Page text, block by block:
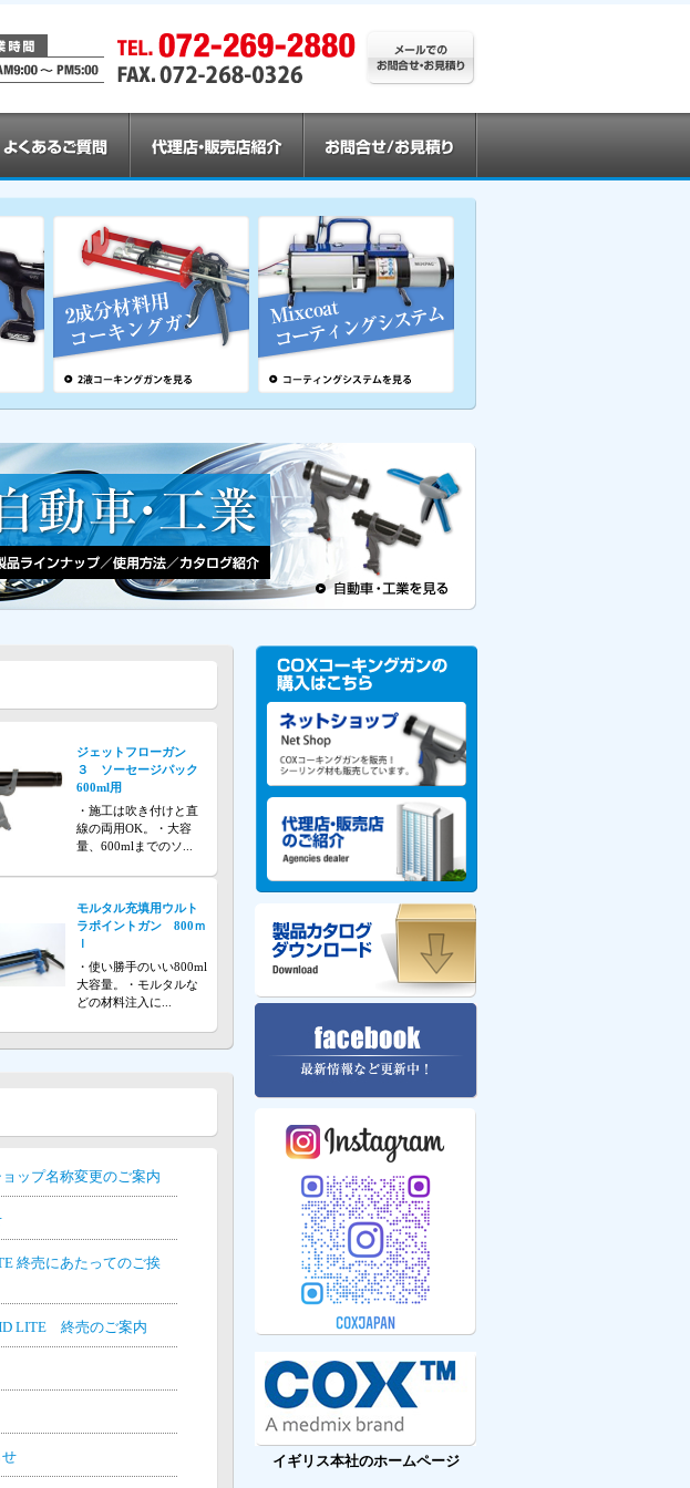
ジェットフローガン
３ ソーセージパック
600ml用
・施工は吹き付けと直
線の両用OK。・大容
量、600mlまでのソ...
モルタル充填用ウルト
ラポイントガン 800ｍ
ｌ
・使い勝手のいい800ml
大容量。・モルタルな
どの材料注入に...
ップ名称変更のご案内
終売にあたってのご挨
LITE 終売のご案内
イギリス本社のホームページ